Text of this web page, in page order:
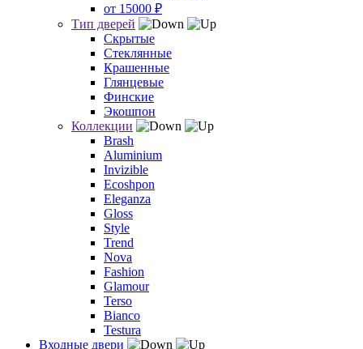
от 15000 ₽
Тип дверей
Скрытые
Стеклянные
Крашенные
Глянцевые
Финские
Экошпон
Коллекции
Brash
Aluminium
Invizible
Ecoshpon
Eleganza
Gloss
Style
Trend
Nova
Fashion
Glamour
Terso
Bianco
Testura
Входные двери